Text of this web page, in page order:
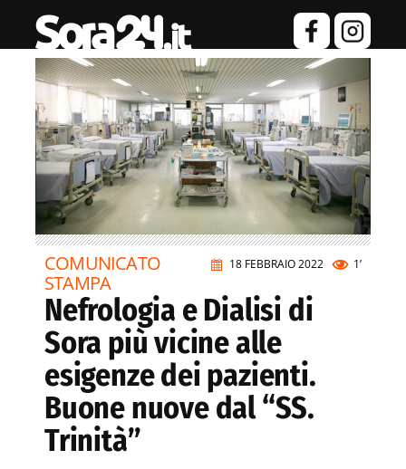
18 FEBBRAIO 2022 1’
COMUNICATO
STAMPA
Nefrologia e Dialisi di
Sora più vicine alle
esigenze dei pazienti.
Buone nuove dal “SS.
Trinità”